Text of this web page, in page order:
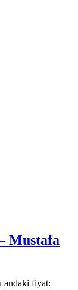
Mustafa
andaki fiyat: